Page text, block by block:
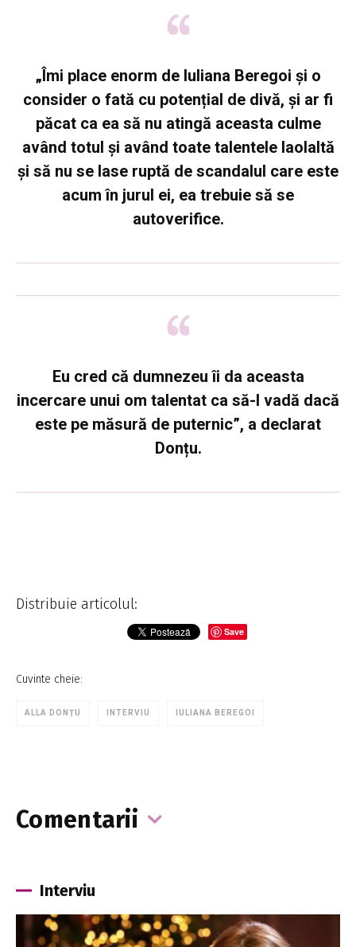
„Îmi place enorm de Iuliana Beregoi și o
consider o fată cu potențial de divă, și ar fi
păcat ca ea să nu atingă aceasta culme
având totul și având toate talentele laolaltă
și să nu se lase ruptă de scandalul care este
acum în jurul ei, ea trebuie să se
autoverifice.
Eu cred că dumnezeu îi da aceasta
incercare unui om talentat ca să-l vadă dacă
este pe măsură de puternic”, a declarat
Donțu.
Distribuie articolul:
Save
Cuvinte cheie:
ALLA DONȚU INTERVIU IULIANA BEREGOI
Comentarii
Interviu